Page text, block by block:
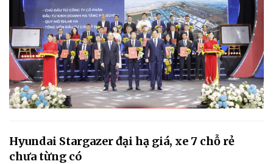
Hyundai Stargazer đại hạ giá, xe 7 chỗ rẻ
chưa từng có